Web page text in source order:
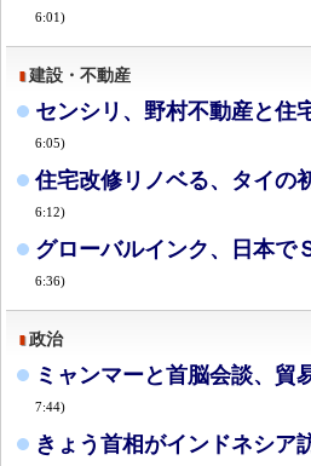
6:01)
建設・不動産
センシリ、野村不動産と住
6:05)
住宅改修リノベる、タイの
6:12)
グローバルインク、日本で
6:36)
政治
ミャンマーと首脳会談、貿
7:44)
きょう首相がインドネシア